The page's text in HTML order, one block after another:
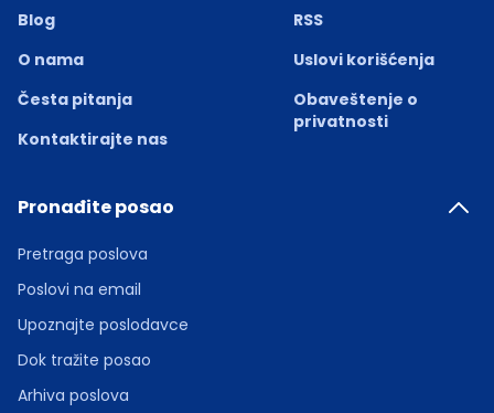
Blog
O nama
Česta pitanja
Kontaktirajte nas
RSS
Uslovi korišćenja
Obaveštenje o
privatnosti
Pronađite posao
Pretraga poslova
Poslovi na email
Upoznajte poslodavce
Dok tražite posao
Arhiva poslova